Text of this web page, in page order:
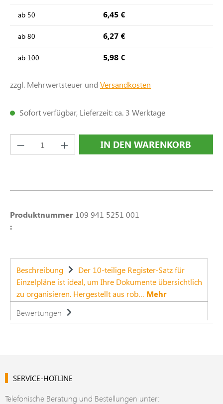
ab 50 6,45 €
ab 80 6,27 €
ab 100 5,98 €
zzgl. Mehrwertsteuer und Versandkosten
Sofort verfügbar, Lieferzeit: ca. 3 Werktage
Produkt Anzahl: Gib den gewünschten
IN DEN WARENKORB
Produktnummer
:
109 941 5251 001
Beschreibung
Der 10-teilige Register-Satz für
Einzelpläne ist ideal, um Ihre Dokumente übersichtlich
zu organisieren. Hergestellt aus rob… Mehr
Bewertungen
SERVICE-HOTLINE
Telefonische Beratung und Bestellungen unter: